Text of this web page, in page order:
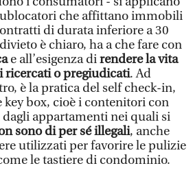
che affittano immobili
di durata inferiore a 30
è chiaro, ha a che fare con
e all’esigenza direndere la vita
ricercati o pregiudicati. Ad
è la pratica del self check-in,
box, cioè i contenitori con
appartamenti nei quali si
sono di per sé illegali, anche
utilizzati per favorire le pulizie
le tastiere di condominio.